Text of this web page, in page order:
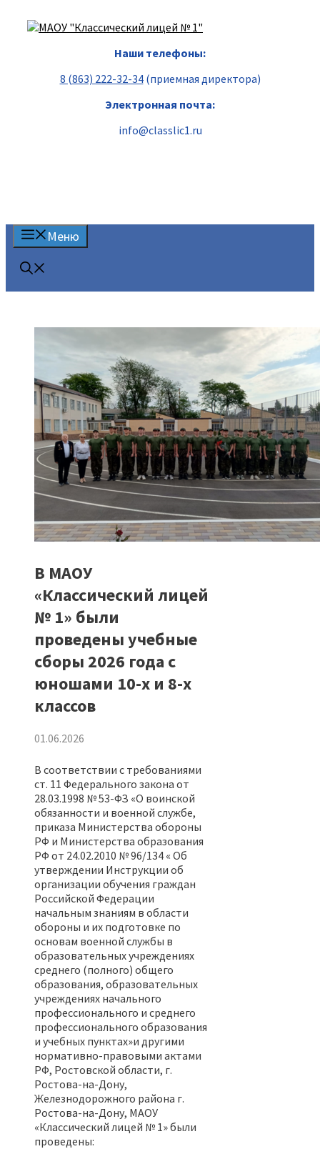
Наши телефоны:
8 (863) 222-32-34(приемная директора)
Электронная почта:
info@classlic1.ru
Меню
В МАОУ
«Классический лицей
№ 1» были
проведены учебные
сборы 2026 года с
юношами 10-х и 8-х
классов
01.06.2026
В соответствии с требованиями
ст. 11 Федерального закона от
28.03.1998 № 53-ФЗ «О воинской
обязанности и военной службе,
приказа Министерства обороны
РФ и Министерства образования
РФ от 24.02.2010 № 96/134 « Об
утверждении Инструкции об
организации обучения граждан
Российской Федерации
начальным знаниям в области
обороны и их подготовке по
основам военной службы в
образовательных учреждениях
среднего (полного) общего
образования, образовательных
учреждениях начального
профессионального и среднего
профессионального образования
и учебных пунктах»и другими
нормативно-правовыми актами
РФ, Ростовской области, г.
Ростова-на-Дону,
Железнодорожного района г.
Ростова-на-Дону, МАОУ
«Классический лицей № 1» были
проведены: